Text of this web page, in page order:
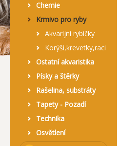
Chemie
Krmivo pro ryby
Akvarijní rybičky
Korýši,krevetky,raci
Ostatní akvaristika
Písky a štěrky
Rašelina, substráty
Tapety - Pozadí
Technika
Osvětlení